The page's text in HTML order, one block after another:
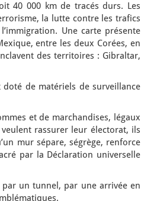
40 000 km de tracés durs. Les
la lutte contre les trafics
Une carte présente
entre les deux Corées, en
des territoires : Gibraltar,
doté de matériels de surveillance
et de marchandises, légaux
rassurer leur électorat, ils
mur sépare, ségrège, renforce
par la Déclaration universelle
un tunnel, par une arrivée en